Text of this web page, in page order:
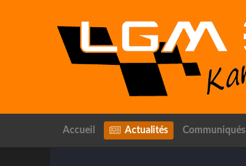
Accueil Actualités Communiqués